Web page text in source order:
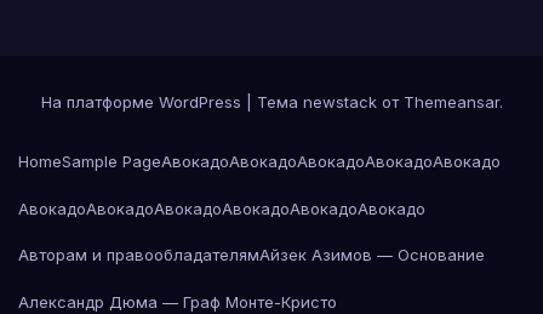
На платформе WordPress Тема newstack от Themeansar.
HomeSample PageАвокадоАвокадоАвокадоАвокадоАвокадо
АвокадоАвокадоАвокадоАвокадоАвокадоАвокадо
Авторам и правообладателямАйзек Азимов — Основание
Александр Дюма — Граф Монте-Кристо